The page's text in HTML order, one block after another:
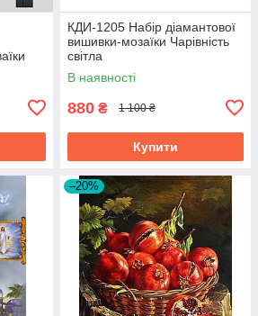
КДИ-1205 Набір діамантової
вишивки-мозаїки Чарівність
світла
В наявності
880 ₴ 1 100 ₴
Купити
–20%